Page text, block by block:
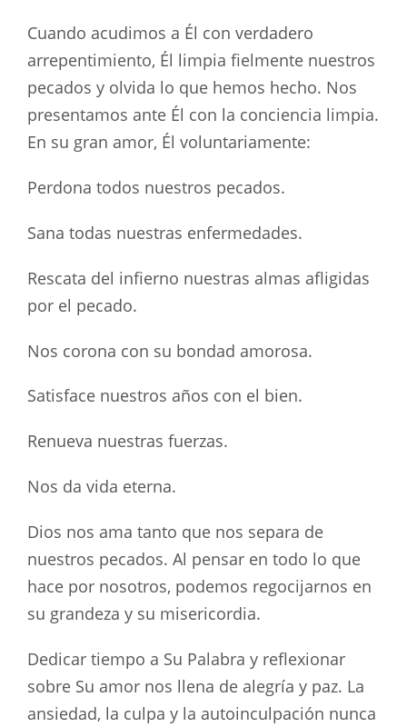
Cuando acudimos a Él con verdadero
arrepentimiento, Él limpia fielmente nuestros
pecados y olvida lo que hemos hecho. Nos
presentamos ante Él con la conciencia limpia.
En su gran amor, Él voluntariamente:
Perdona todos nuestros pecados.
Sana todas nuestras enfermedades.
Rescata del infierno nuestras almas afligidas
por el pecado.
Nos corona con su bondad amorosa.
Satisface nuestros años con el bien.
Renueva nuestras fuerzas.
Nos da vida eterna.
Dios nos ama tanto que nos separa de
nuestros pecados. Al pensar en todo lo que
hace por nosotros, podemos regocijarnos en
su grandeza y su misericordia.
Dedicar tiempo a Su Palabra y reflexionar
sobre Su amor nos llena de alegría y paz. La
ansiedad, la culpa y la autoinculpación nunca